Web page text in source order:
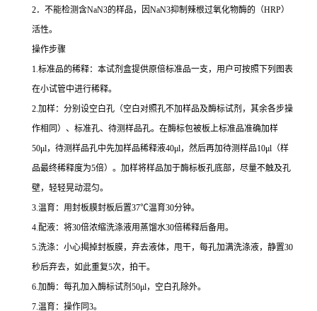
2．不能检测含NaN3的样品，因NaN3抑制辣根过氧化物酶的（HRP）
活性。
操作步骤
1.标准品的稀释：本试剂盒提供原倍标准品一支，用户可按照下列图表
在小试管中进行稀释。
2.加样：分别设空白孔（空白对照孔不加样品及酶标试剂，其余各步操
作相同）、标准孔、待测样品孔。在酶标包被板上标准品准确加样
50μl，待测样品孔中先加样品稀释液40μl，然后再加待测样品10μl （样
品最终稀释度为5倍）。加样将样品加于酶标板孔底部，尽量不触及孔
壁，轻轻晃动混匀。
3.温育：用封板膜封板后置37℃温育30分钟。
4.配液：将30倍浓缩洗涤液用蒸馏水30倍稀释后备用。
5.洗涤：小心揭掉封板膜，弃去液体，甩干，每孔加满洗涤液，静置30
秒后弃去，如此重复5次，拍干。
6.加酶：每孔加入酶标试剂 50μl，空白孔除外。
7.温育：操作同 3。